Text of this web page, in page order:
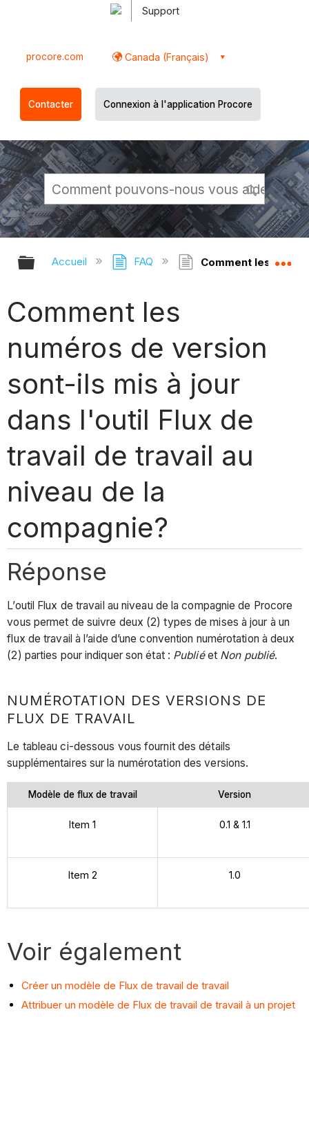
Support
procore.com Canada (Français)
Contacter Connexion à l'application Procore
Développer/réduire la hiérarchie
Accueil FAQ Comment les
Comment les
numéros de version
sont-ils mis à jour
dans l'outil Flux de
travail de travail au
niveau de la
compagnie?
Réponse
L’outil Flux de travail au niveau de la compagnie de Procore
vous permet de suivre deux (2) types de mises à jour à un
flux de travail à l’aide d’une convention numérotation à deux
(2) parties pour indiquer son état : Publiéet Non publié.
NUMÉROTATION DES VERSIONS DE
FLUX DE TRAVAIL
Le tableau ci-dessous vous fournit des détails
supplémentaires sur la numérotation des versions.
Modèle de flux de travail Version
Item 1 0.1 & 1.1
Item 2 1.0
Voir également
Créer un modèle de Flux de travail de travail
Attribuer un modèle de Flux de travail de travail à un projet